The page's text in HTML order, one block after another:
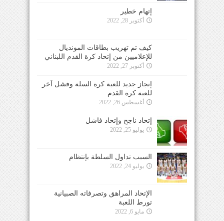
إتهام خطير
أكتوبر 28, 2022
كيف تم تهريب بطاقات المونديال
للإعلاميين من إتحاد كرة القدم اللبناني
أكتوبر 27, 2022
إنجاز جديد للعبة كرة السلة وفشل آخر
للعبة كرة القدم
أغسطس 26, 2022
إتحاد ناجح وإتحاد فاشل
يوليو 25, 2022
السبب تداول السلطة بإنتظام
يوليو 24, 2022
الإتحاد المراهق وتصرفاته الصبيانية
تورط اللعبة
مايو 6, 2022